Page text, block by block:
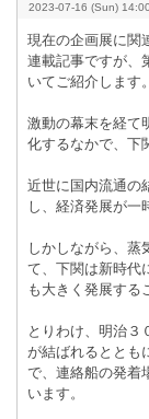
2023-07-16 (Sun) 14:00
現在の企画展に関
連載記事ですが、
いてご紹介します。
激動の幕末を経て
化するなかで、下
近世に国内流通の
し、経済発展が一
しかしながら、蒸
て、下関は新時代
も大きく発展する
とりわけ、明治
が結ばれるととも
で、連絡船の発着
います。